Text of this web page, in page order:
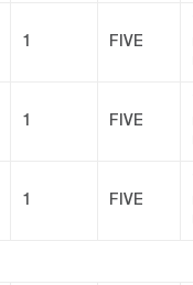
1 FIVE
1 FIVE
1 FIVE